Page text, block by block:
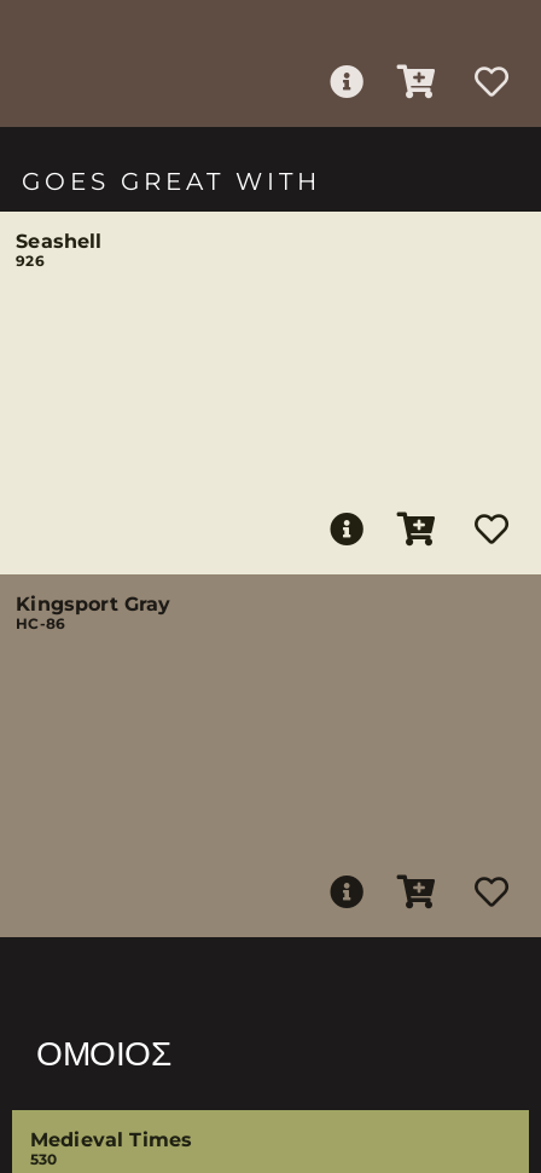
GOES GREAT WITH
Seashell
926
Kingsport Gray
HC-86
ΌΜΟΙΟΣ
Medieval Times
530